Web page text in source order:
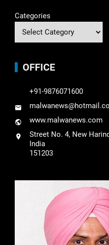
Categories
OFFICE
+91-9876071600
www.malwanews.com
Street No. 4, New
India
151203